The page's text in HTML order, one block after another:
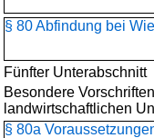
§ 80 Abfindung bei
Fünfter Unterabschnitt
Besondere
landwirtschaftlichen
§ 80a